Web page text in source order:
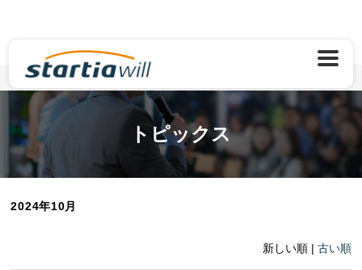
TOP トピックス 2024年10月
トピックス
2024年10月
新しい順 | 古い順